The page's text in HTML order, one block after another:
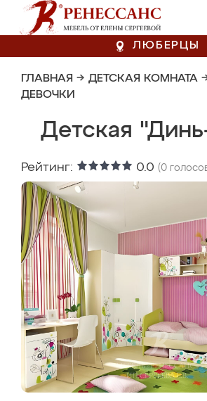
ЛЮБЕРЦЫ
ГЛАВНАЯ → ДЕТСКАЯ КОМНАТА
ДЕВОЧКИ
Детская
Рейтинг: 0.0 (0